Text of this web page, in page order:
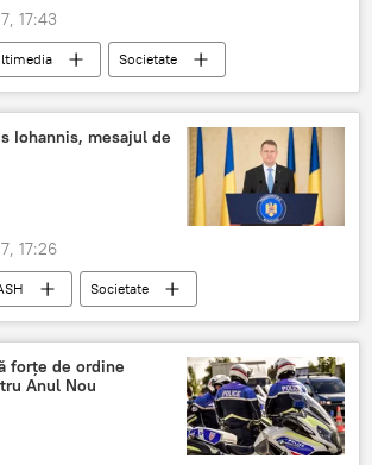
17:43
Societate
Pregătiri
Iohannis, mesajul de
17:26
Societate
Politică
Klaus Iohannis
forțe de ordine
Anul Nou